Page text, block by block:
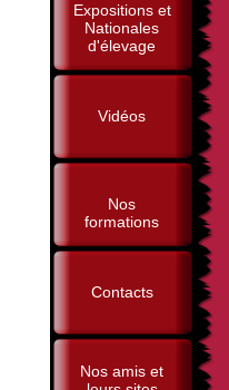
Expositions et
Nationales
d'élevage
Vidéos
Nos
formations
Contacts
Nos amis et